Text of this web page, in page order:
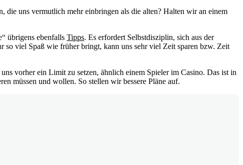
uns vermutlich mehr einbringen als die alten? Halten wir an einem
übrigens ebenfalls Tipps. Es erfordert Selbstdisziplin, sich aus der
viel Spaß wie früher bringt, kann uns sehr viel Zeit sparen bzw. Zeit
vorher ein Limit zu setzen, ähnlich einem Spieler im Casino. Das ist in
müssen und wollen. So stellen wir bessere Pläne auf.